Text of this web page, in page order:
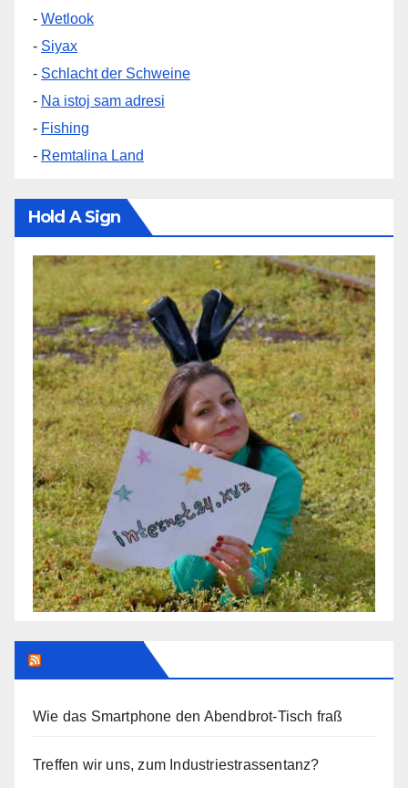
- Wetlook
- Siyax
- Schlacht der Schweine
- Na istoj sam adresi
- Fishing
- Remtalina Land
Hold A Sign
Wie das Smartphone den Abendbrot-Tisch fraß
Treffen wir uns, zum Industriestrassentanz?